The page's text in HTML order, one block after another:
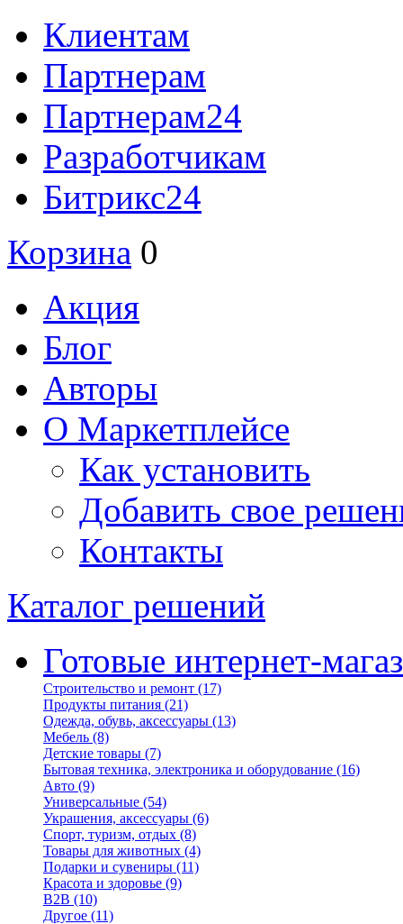
Клиентам
Партнерам
Партнерам24
Разработчикам
Битрикс24
Корзина 0
Акция
Блог
Авторы
О Маркетплейсе
Как установить
Добавить свое
Контакты
Каталог решений
Готовые интернет-
Строительство и ремонт (17)
Продукты питания (21)
Одежда, обувь, аксессуары (13)
Мебель (8)
Детские товары (7)
Бытовая техника, электроника и оборудование (16)
Авто (9)
Универсальные (54)
Украшения, аксессуары (6)
Спорт, туризм, отдых (8)
Товары для животных (4)
Подарки и сувениры (11)
Красота и здоровье (9)
B2B (10)
Другое (11)